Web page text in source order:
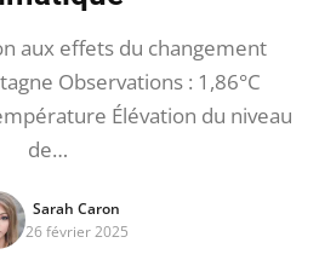
aux effets du changement
Observations : 1,86°C
Élévation du niveau
de…
Sarah Caron
26 février 2025